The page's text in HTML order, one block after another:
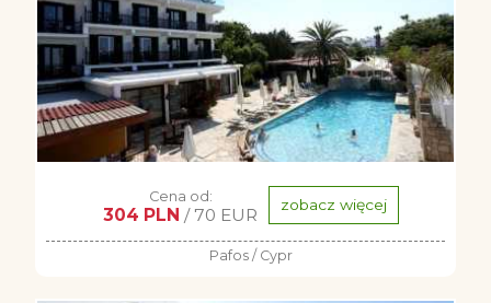
Cena od:
304 PLN / 70 EUR zobacz więcej
Pafos / Cypr